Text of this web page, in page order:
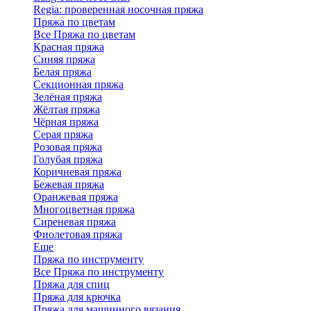
Regia: проверенная носочная пряжа
Пряжа по цветам
Все Пряжа по цветам
Красная пряжа
Синяя пряжа
Белая пряжа
Секционная пряжа
Зелёная пряжа
Жёлтая пряжа
Чёрная пряжа
Серая пряжа
Розовая пряжа
Голубая пряжа
Коричневая пряжа
Бежевая пряжа
Оранжевая пряжа
Многоцветная пряжа
Сиреневая пряжа
Фиолетовая пряжа
Еще
Пряжа по инструменту
Все Пряжа по инструменту
Пряжа для спиц
Пряжа для крючка